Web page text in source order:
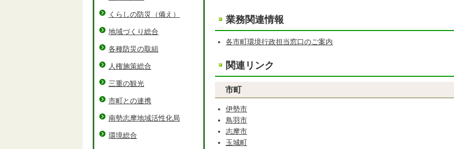
業務関連情報
各市町環境行政担当窓口のご案内
関連リンク
市町
伊勢市
鳥羽市
志摩市
玉城町
くらしの防災（備え）
地域づくり総合
各種防災の取組
人権施策総合
三重の観光
市町との連携
南勢志摩地域活性化局
環境総合